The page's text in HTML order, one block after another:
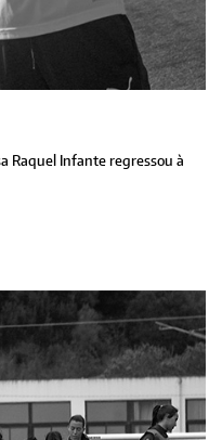
Raquel Infante regressou à